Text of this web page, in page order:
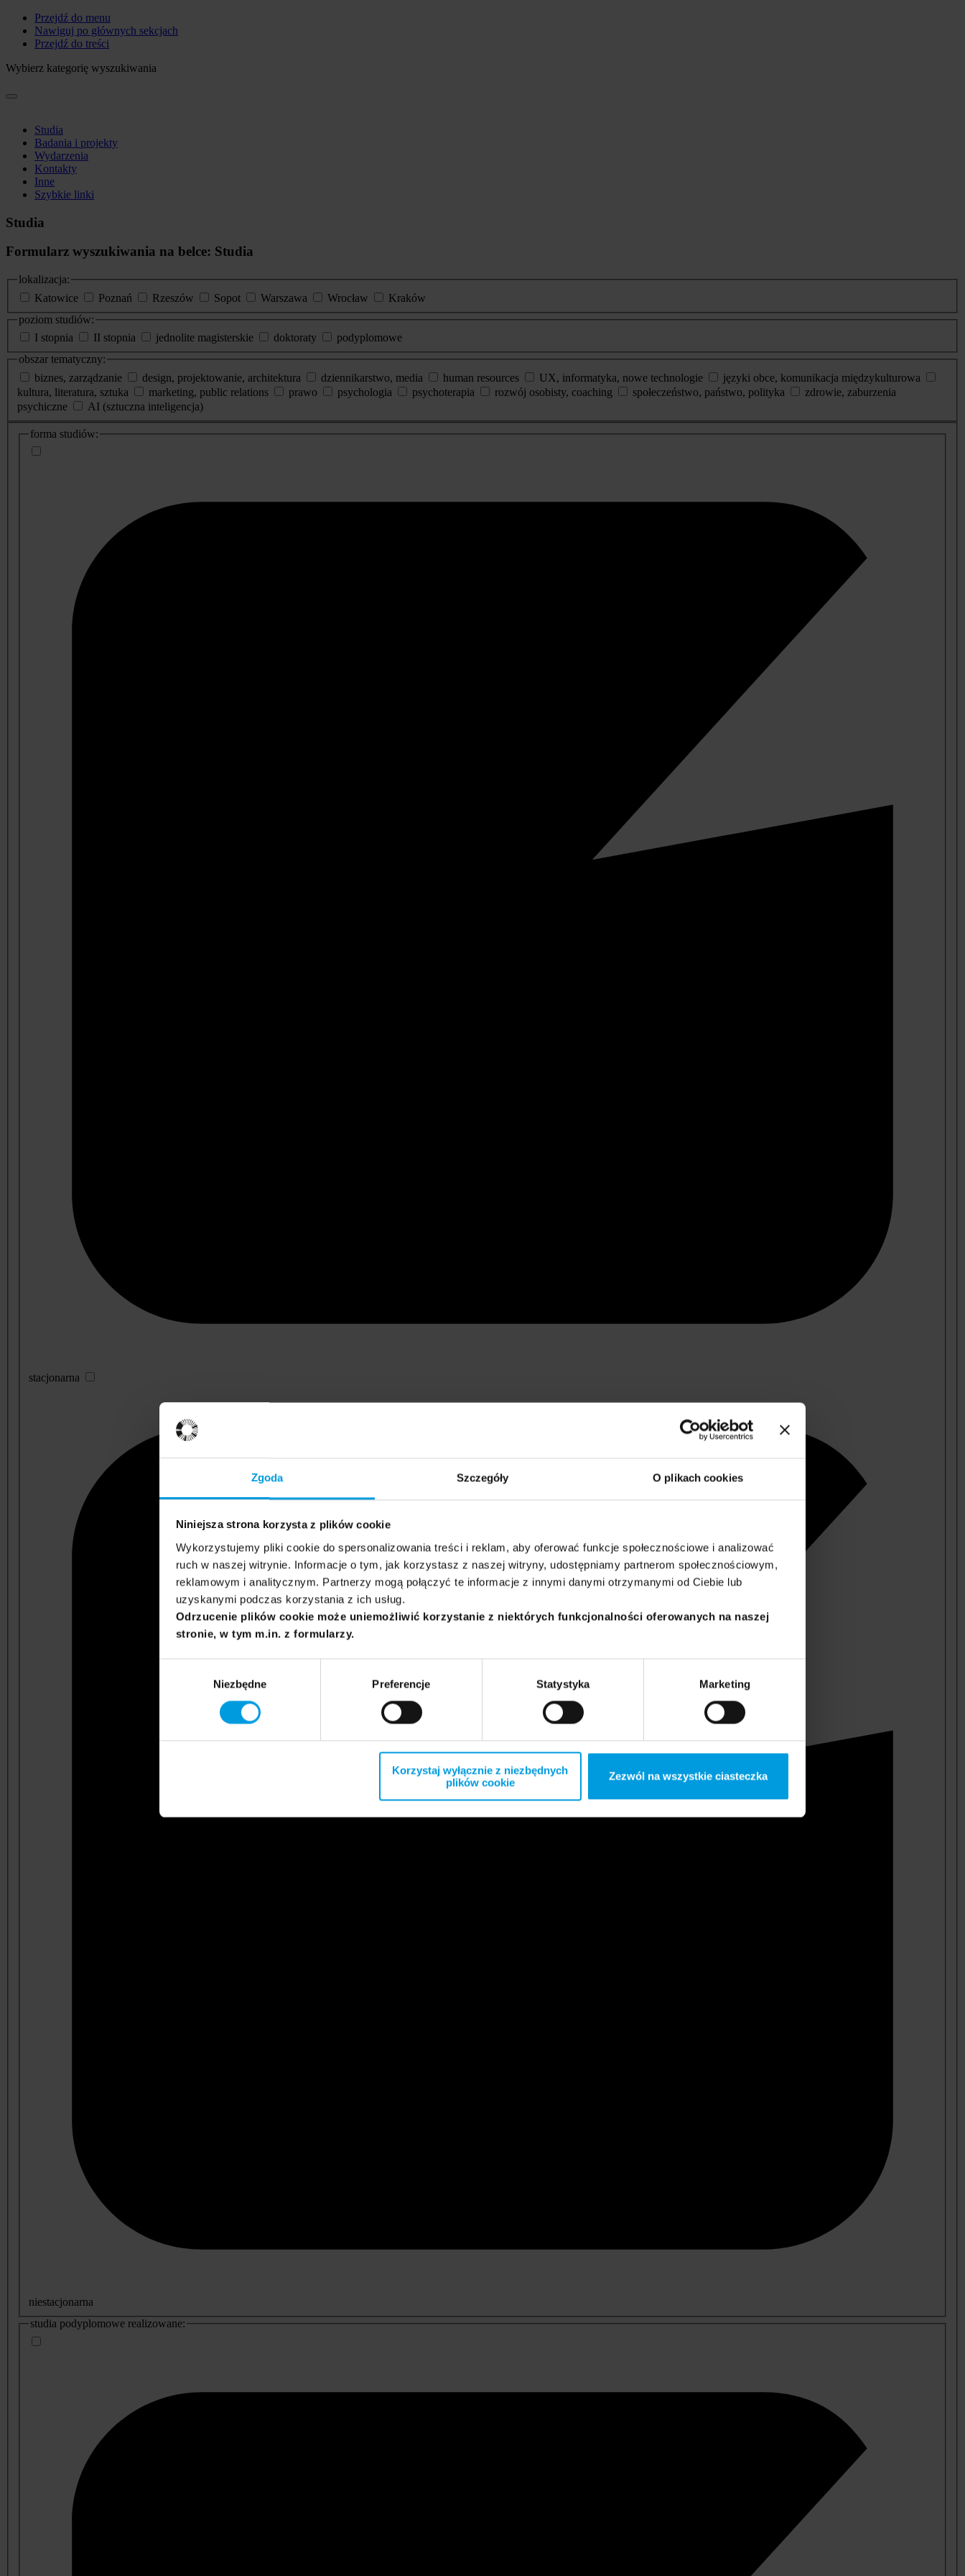
Zgoda Szczegóły O plikach cookies
Niniejsza strona korzysta z plików cookie
Wykorzystujemy pliki cookie do spersonalizowania treści i reklam, aby oferować funkcje społecznościowe i analizować
ruch w naszej witrynie. Informacje o tym, jak korzystasz z naszej witryny, udostępniamy partnerom społecznościowym,
reklamowym i analitycznym. Partnerzy mogą połączyć te informacje z innymi danymi otrzymanymi od Ciebie lub
uzyskanymi podczas korzystania z ich usług.
Odrzucenie plików cookie może uniemożliwić korzystanie z niektórych funkcjonalności oferowanych na naszej
stronie, w tym m.in. z formularzy.
Niezbędne Preferencje Statystyka Marketing
Korzystaj wyłącznie z niezbędnych
plików cookie
Zezwól na wszystkie ciasteczka
Przejdź do menu
Nawiguj po głównych sekcjach
Przejdź do treści
Wybierz kategorię wyszukiwania
Studia
Badania i projekty
Wydarzenia
Kontakty
Inne
Szybkie linki
Studia
Formularz wyszukiwania na belce: Studia
lokalizacja:
Katowice
Poznań Rzeszów Sopot Warszawa Wrocław
Kraków
poziom studiów:
I stopnia
II stopnia jednolite magisterskie doktoraty
podyplomowe
obszar tematyczny:
biznes, zarządzanie
design, projektowanie, architektura dziennikarstwo, media human resources UX, informatyka, nowe technologie
języki obce, komunikacja międzykulturowa
kultura, literatura, sztuka
marketing, public relations prawo psychologia psychoterapia rozwój osobisty, coaching społeczeństwo, państwo, polityka
zdrowie, zaburzenia
psychiczne
AI (sztuczna inteligencja)
dodatkowe
informacje
forma studiów:
stacjonarna
niestacjonarna
studia podyplomowe realizowane: